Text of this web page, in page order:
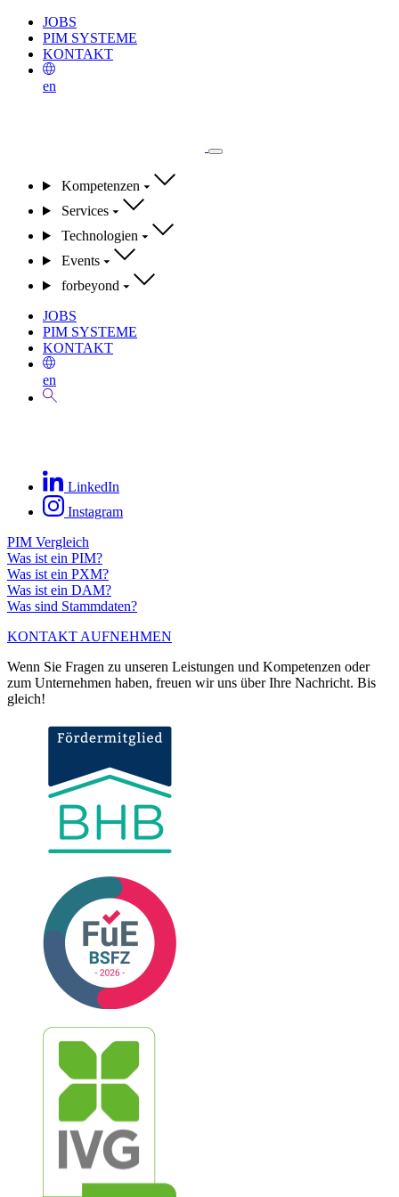
JOBS
PIM SYSTEME
KONTAKT
en
Kompetenzen
Services
Technologien
Events
forbeyond
JOBS
PIM SYSTEME
KONTAKT
en
LinkedIn
Instagram
PIM Vergleich
Was ist ein PIM?
Was ist ein PXM?
Was ist ein DAM?
Was sind Stammdaten?
KONTAKT AUFNEHMEN
Wenn Sie Fragen zu unseren Leistungen und Kompetenzen oder
zum Unternehmen haben, freuen wir uns über Ihre Nachricht. Bis
gleich!